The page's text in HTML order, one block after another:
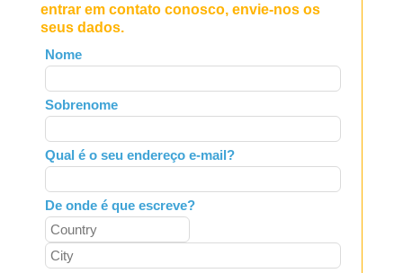
entrar em contato conosco, envie-nos os
seus dados.
Leave
this
field
blank
Nome
Sobrenome
Qual é o seu endereço e-mail?
De onde é que escreve?